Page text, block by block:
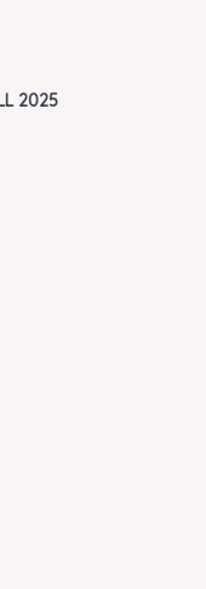
2025